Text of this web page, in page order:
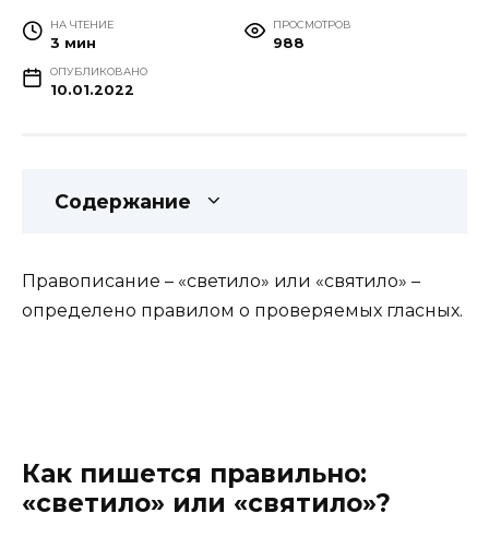
НА ЧТЕНИЕ
3 мин
ПРОСМОТРОВ
988
ОПУБЛИКОВАНО
10.01.2022
Содержание
Правописание – «светило» или «святило» –
определено правилом о проверяемых гласных.
Как пишется правильно:
«светило» или «святило»?